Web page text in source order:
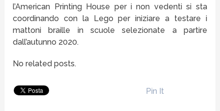
l’American Printing House per i non vedenti si sta
coordinando con la Lego per iniziare a testare i
mattoni braille in scuole selezionate a partire
dall’autunno 2020.
No related posts.
Pin It